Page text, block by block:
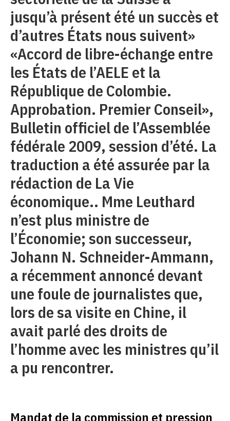
jusqu’à présent été un succès et
d’autres États nous suivent»
«Accord de libre-échange entre
les États de l’AELE et la
République de Colombie.
Approbation. Premier Conseil»,
Bulletin officiel de l’Assemblée
fédérale 2009, session d’été. La
traduction a été assurée par la
rédaction de La Vie
économique.. Mme Leuthard
n’est plus ministre de
l’Économie; son successeur,
Johann N. Schneider-Ammann,
a récemment annoncé devant
une foule de journalistes que,
lors de sa visite en Chine, il
avait parlé des droits de
l’homme avec les ministres qu’il
a pu rencontrer.
Mandat de la commission et pression